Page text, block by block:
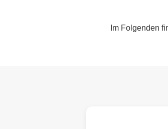
Im Folgenden